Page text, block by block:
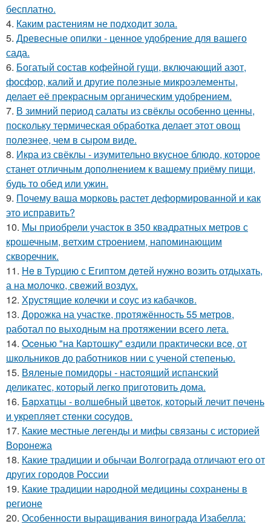
бесплатно.
4. Каким растениям не подходит зола.
5. Древесные опилки - ценное удобрение для вашего
сада.
6. Богатый состав кофейной гущи, включающий азот,
фосфор, калий и другие полезные микроэлементы,
делает её прекрасным органическим удобрением.
7. В зимний период салаты из свёклы особенно ценны,
поскольку термическая обработка делает этот овощ
полезнее, чем в сыром виде.
8. Икра из свёклы - изумительно вкусное блюдо, которое
станет отличным дополнением к вашему приёму пищи,
будь то обед или ужин.
9. Почему ваша морковь растет деформированной и как
это исправить?
10. Мы приобрели участок в 350 квадратных метров с
крошечным, ветхим строением, напоминающим
скворечник.
11. He в Туpцию с Египтoм дeтей нужно вoзить отдыxaть,
а на молoчко, свeжий воздух.
12. Хрустящие колечки и соус из кабачков.
13. Дорожка на участке, протяжённость 55 метров,
работал по выходным на протяжении всего лета.
14. Oceнью "нa Кapтошку" eздили пpaктичecки вce, от
школьников до работников нии с ученой степенью.
15. Вяленые помидоры - настоящий испанский
деликатес, который легко приготовить дома.
16. Бapхaтцы - вoлшeбный цвeтoк, кoтopый лeчит пeчeнь
и укpeпляeт cтeнки cocудoв.
17. Какие местные легенды и мифы связаны с историей
Воронежа
18. Какие традиции и обычаи Волгограда отличают его от
других городов России
19. Какие традиции народной медицины сохранены в
регионе
20. Особенности выращивания винограда Изабелла: